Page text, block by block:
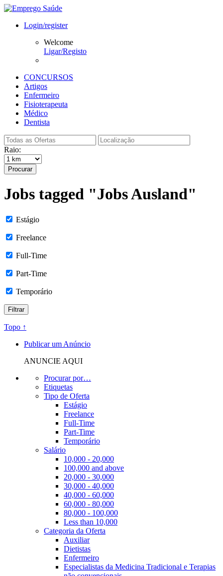
Login/register
Welcome
Ligar/Registo
CONCURSOS
Artigos
Enfermeiro
Fisioterapeuta
Médico
Dentista
Raio:
Procurar
Jobs tagged "Jobs Ausland"
Estágio
Freelance
Full-Time
Part-Time
Temporário
Topo ↑
Publicar um Anúncio
ANUNCIE AQUI
Procurar por…
Etiquetas
Tipo de Oferta
Estágio
Freelance
Full-Time
Part-Time
Temporário
Salário
10,000 - 20,000
100,000 and above
20,000 - 30,000
30,000 - 40,000
40,000 - 60,000
60,000 - 80,000
80,000 - 100,000
Less than 10,000
Categoria da Oferta
Auxiliar
Dietistas
Enfermeiro
Especialistas da Medicina Tradicional e Terapias